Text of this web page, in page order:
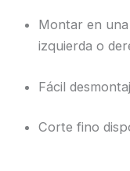
Montar en
izquierda o
Fácil
Corte fino